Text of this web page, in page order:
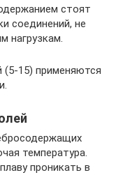
стоят
соединений, не
нагрузкам.
(5-15) применяются
температура.
проникать в